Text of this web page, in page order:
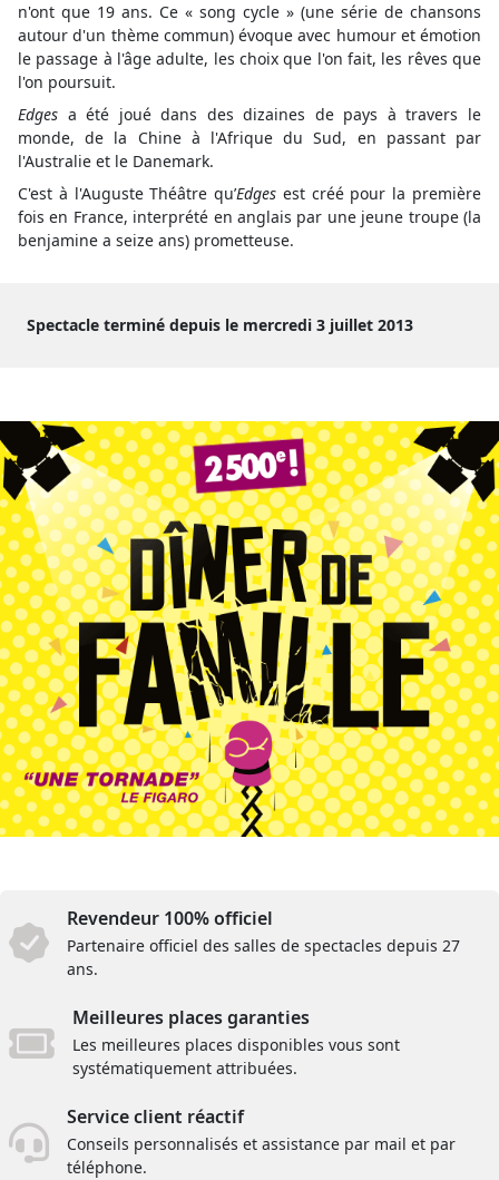
n'ont que 19 ans. Ce « song cycle » (une série de chansons
autour d'un thème commun) évoque avec humour et émotion
le passage à l'âge adulte, les choix que l'on fait, les rêves que
l'on poursuit.
Edges a été joué dans des dizaines de pays à travers le
monde, de la Chine à l'Afrique du Sud, en passant par
l'Australie et le Danemark.
C'est à l'Auguste Théâtre qu’Edges est créé pour la première
fois en France, interprété en anglais par une jeune troupe (la
benjamine a seize ans) prometteuse.
Spectacle terminé depuis le mercredi 3 juillet 2013
Revendeur 100% officiel
Partenaire officiel des salles de spectacles depuis 27
ans.
Meilleures places garanties
Les meilleures places disponibles vous sont
systématiquement attribuées.
Service client réactif
Conseils personnalisés et assistance par mail et par
téléphone.